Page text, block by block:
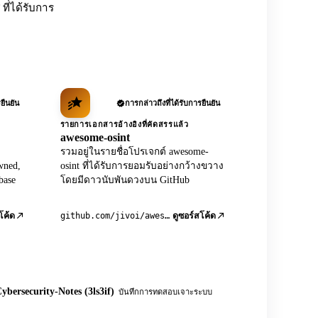
ที่ได้รับการ
นยัน
ค้ด
การกล่าวถึงที่ได้รับการยืนยัน
รายการเอกสารอ้างอิงที่คัดสรรแล้ว
awesome-osint
รวมอยู่ในรายชื่อโปรเจกต์ awesome-
osint ที่ได้รับการยอมรับอย่างกว้างขวาง
โดยมีดาวนับพันดวงบน GitHub
github.com/jivoi/awesome-osint ดูซอร์สโค้ด
Notes (3ls3if) บันทึกการทดสอบเจาะระบบ